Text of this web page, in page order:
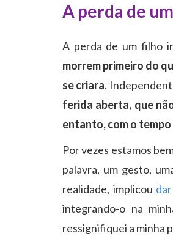
A perda de
A perda de um filho
morrem primeiro do
se criara.
ferida aberta, que
entanto, com o
Por vezes estamos
palavra, um gesto,
realidade, implicou
integrando-o na
ressignifiquei a minha